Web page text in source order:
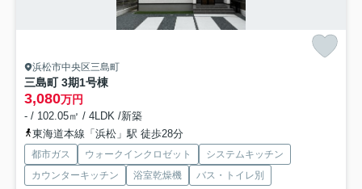
浜松市中央区三島町
三島町 3期1号棟
3,080万円
- / 102.05㎡ / 4LDK /新築
東海道本線「浜松」駅 徒歩28分
都市ガス ウォークインクロゼット
システムキッチン
カウンターキッチン
浴室乾燥機
バス・トイレ別